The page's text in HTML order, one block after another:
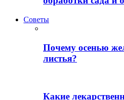
Советы
Почему осенью
листья?
Какие